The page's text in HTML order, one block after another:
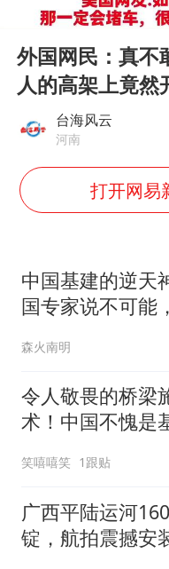
“
Play
00:00
外国网民：真不
人的高架上竟然
台海风云
河南
打开网易
中国基建的逆天
国专家说不可能
接把高速建到了
森火南明
令人敬畏的桥梁
术！中国不愧是
笑嘻嘻笑 1跟贴
广西平陆运河
锭，航拍震撼安